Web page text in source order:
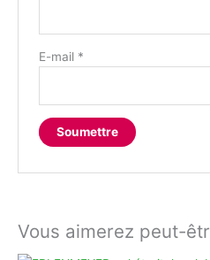
E-mail *
Vous aimerez peut-